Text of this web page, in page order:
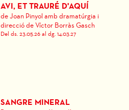
AVI, ET TRAURÉ D'AQUÍ
de Joan Pinyol amb dramatúrgia i
direcció de Víctor Borràs Gasch
Del ds. 23.05.26 al dg. 14.03.27
SANGRE MINERAL